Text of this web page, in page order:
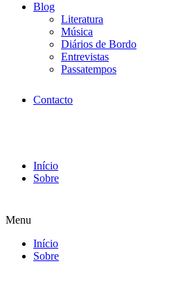
Blog
Literatura
Música
Diários de Bordo
Entrevistas
Passatempos
Contacto
Início
Sobre
Menu
Início
Sobre